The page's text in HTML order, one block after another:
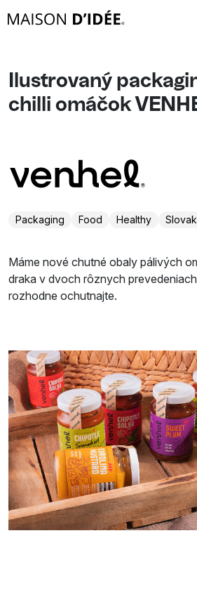
Ilustrovaný
chilli omáčok
Packaging Food Healthy
Máme nové chutné obaly pálivých
draka v dvoch rôznych
rozhodne ochutnajte.